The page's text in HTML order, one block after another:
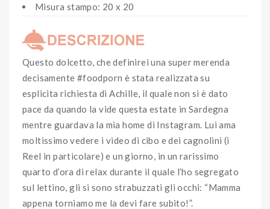
Misura stampo: 20 x 20
Questo dolcetto, che definirei una super merenda
decisamente #foodporn è stata realizzata su
esplicita richiesta di Achille, il quale non si è dato
pace da quando la vide questa estate in Sardegna
mentre guardava la mia home di Instagram. Lui ama
moltissimo vedere i video di cibo e dei cagnolini (i
Reel in particolare) e un giorno, in un rarissimo
quarto d’ora di relax durante il quale l’ho segregato
sul lettino, gli si sono strabuzzati gli occhi: “Mamma
appena torniamo me la devi fare subito!”.